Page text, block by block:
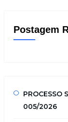
Postagem
PROCESSO
005/2026